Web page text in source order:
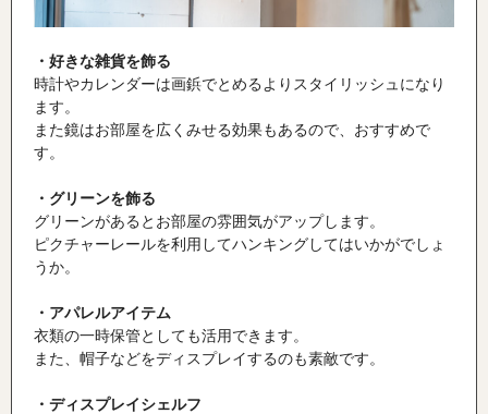
・好きな雑貨を飾る
時計やカレンダーは画鋲でとめるよりスタイリッシュになり
ます。
また鏡はお部屋を広くみせる効果もあるので、おすすめで
す。
・グリーンを飾る
グリーンがあるとお部屋の雰囲気がアップします。
ピクチャーレールを利用してハンキングしてはいかがでしょ
うか。
・アパレルアイテム
衣類の一時保管としても活用できます。
また、帽子などをディスプレイするのも素敵です。
・ディスプレイシェルフ